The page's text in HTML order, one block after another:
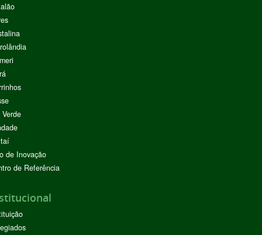
de Inovação
de Referência